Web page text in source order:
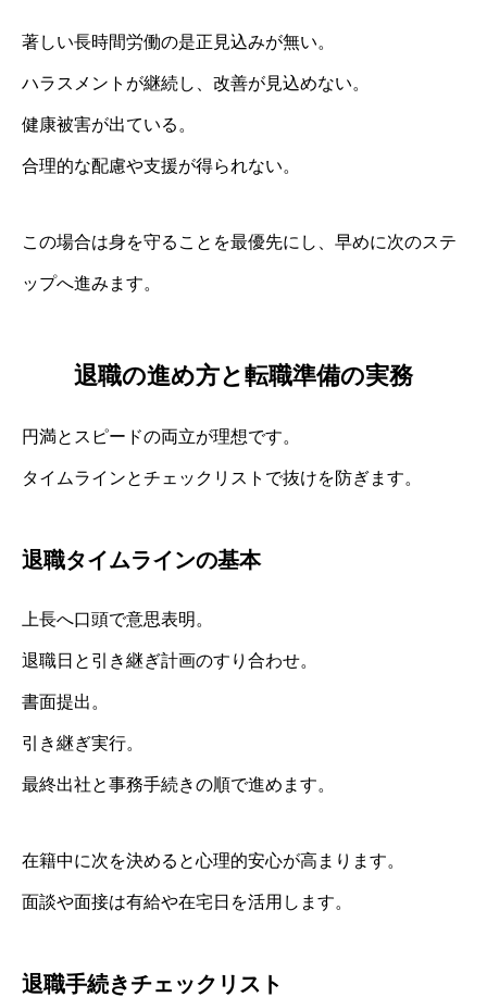
著しい長時間労働の是正見込みが無い。
ハラスメントが継続し、改善が見込めない。
健康被害が出ている。
合理的な配慮や支援が得られない。
この場合は身を守ることを最優先にし、早めに次のステ
ップへ進みます。
退職の進め方と転職準備の実務
円満とスピードの両立が理想です。
タイムラインとチェックリストで抜けを防ぎます。
退職タイムラインの基本
上長へ口頭で意思表明。
退職日と引き継ぎ計画のすり合わせ。
書面提出。
引き継ぎ実行。
最終出社と事務手続きの順で進めます。
在籍中に次を決めると心理的安心が高まります。
面談や面接は有給や在宅日を活用します。
退職手続きチェックリスト